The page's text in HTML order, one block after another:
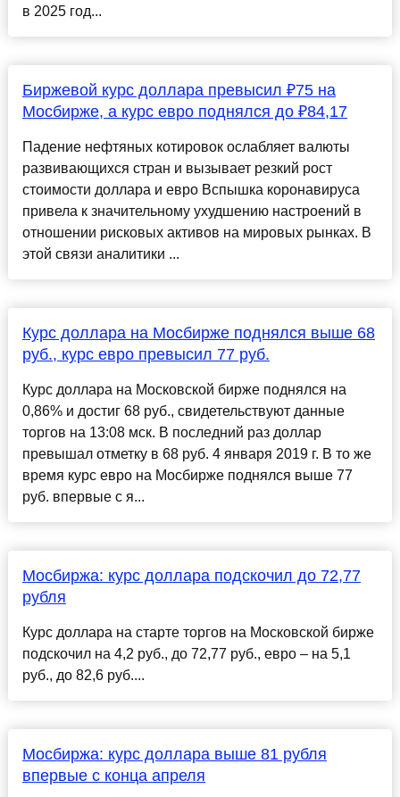
в 2025 год...
Биржевой курс доллара превысил ₽75 на
Мосбирже, а курс евро поднялся до ₽84,17
Падение нефтяных котировок ослабляет валюты
развивающихся стран и вызывает резкий рост
стоимости доллара и евро Вспышка коронавируса
привела к значительному ухудшению настроений в
отношении рисковых активов на мировых рынках. В
этой связи аналитики ...
Курс доллара на Мосбирже поднялся выше 68
руб., курс евро превысил 77 руб.
Курс доллара на Московской бирже поднялся на
0,86% и достиг 68 руб., свидетельствуют данные
торгов на 13:08 мск. В последний раз доллар
превышал отметку в 68 руб. 4 января 2019 г. В то же
время курс евро на Мосбирже поднялся выше 77
руб. впервые с я...
Мосбиржа: курс доллара подскочил до 72,77
рубля
Курс доллара на старте торгов на Московской бирже
подскочил на 4,2 руб., до 72,77 руб., евро – на 5,1
руб., до 82,6 руб....
Мосбиржа: курс доллара выше 81 рубля
впервые с конца апреля